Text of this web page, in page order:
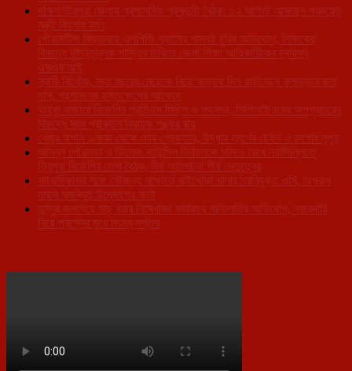
দক্ষিণ ত্রিপুরা জেলায় প্রশাসনিক প্রস্তুতি বৈঠক: ১২ আগস্ট আসছেন পঞ্চায়েত
মন্ত্রী কিশোর বর্মণ
গৌরাঙ্গটিলা বিদ্যালয়ে এলপিজি গ্যাসের পাসবই চুরির অভিযোগ, শিক্ষকের
বিরুদ্ধে দৃষ্টান্তমূলক শাস্তির দাবিতে জেলা শিক্ষা আধিকারিকের দ্বারস্থ
এসএফআই
স্বামী নিখোঁজ, সাত বছরের মেয়েকে নিয়ে অসহায় দিন কাটাচ্ছেন কলাছড়ার রুমা
দাস, প্রশাসনের হস্তক্ষেপের আবেদন
থাইবুং বাজারে বিজেপির প্রতিবাদ মিছিল ও পথসভা, সিপিআইএমের অপপ্রচারের
বিরুদ্ধে সরব প্রাক্তন বিধায়ক শঙ্কর রায়
খেজুর বাগান এলাকা থেকে চোর গ্রেফতার, উদ্ধার স্বর্ণের চেইন ও রুপোর নূপুর
আসন্ন পৌরসভা ও ভিলেজ কাউন্সিল নির্বাচনকে সামনে রেখে নয়াদিল্লিতে
ত্রিপুরা বিজেপির মেগা বৈঠক, দীর্ঘ আলোচনা শীর্ষ নেতৃত্বের
সাংবাদিকদের সঙ্গে সৌজন্য সাক্ষাতে বাইখোড়া থানার নবনিযুক্ত ওসি, অপরাধ
দমনে সমন্বিত উদ্যোগের বার্তা
ডুম্বুর জলাশয়ে মাছ ধরার নিষেধাজ্ঞা কার্যকরে গাফিলতির অভিযোগ, নজরদারি
নিয়ে প্রশ্নের মুখে মৎস্য দপ্তর